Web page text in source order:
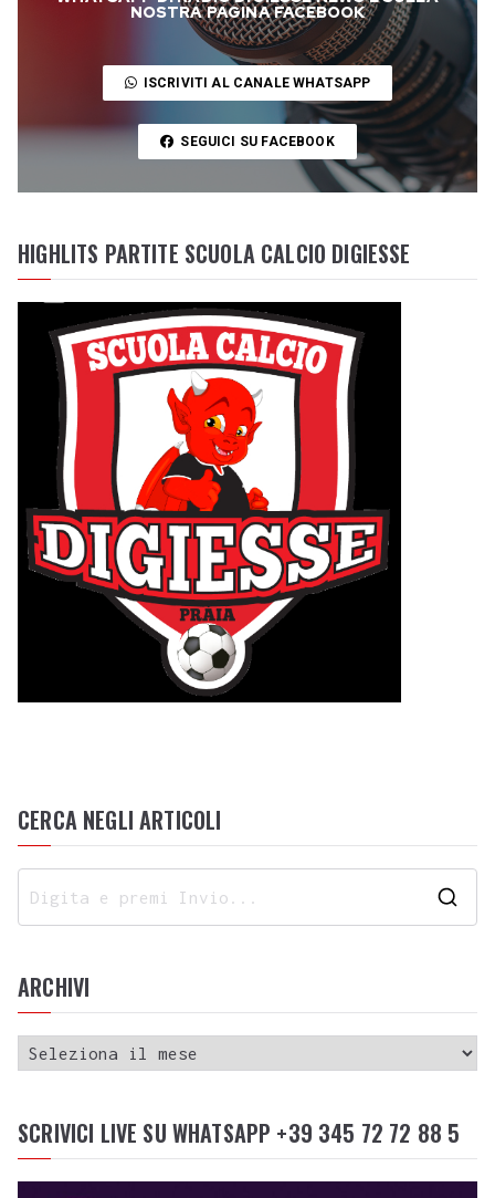
NOSTRA PAGINA FACEBOOK
ISCRIVITI AL CANALE WHATSAPP
SEGUICI SU FACEBOOK
HIGHLITS PARTITE SCUOLA CALCIO DIGIESSE
CERCA NEGLI ARTICOLI
ARCHIVI
SCRIVICI LIVE SU WHATSAPP +39 345 72 72 88 5